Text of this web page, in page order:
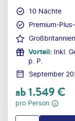
10 Nächte
Premium-
Vorteil: Inkl.
p. P.
September
ab1.549€
pro Person